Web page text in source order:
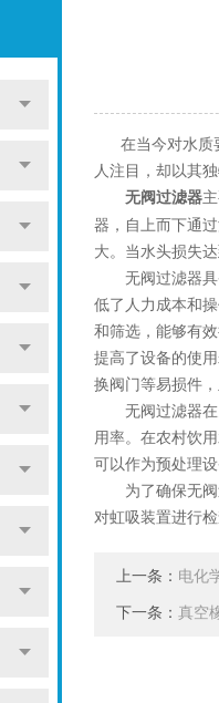
在当今对水质要
人注目，却以其
无阀过滤器
器，自上而下通
大。当水头损失
无阀过滤器具备
低了人力成本和
和筛选，能够有
提高了设备的使
换阀门等易损件
无阀过滤器在多
用率。在农村饮
可以作为预处理
为了确保无阀过
对虹吸装置进行
上一条： 电化
下一条： 真空